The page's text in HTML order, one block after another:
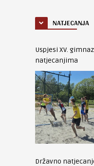
NATJECANJA
Uspjesi XV.
natjecanjima
Državno